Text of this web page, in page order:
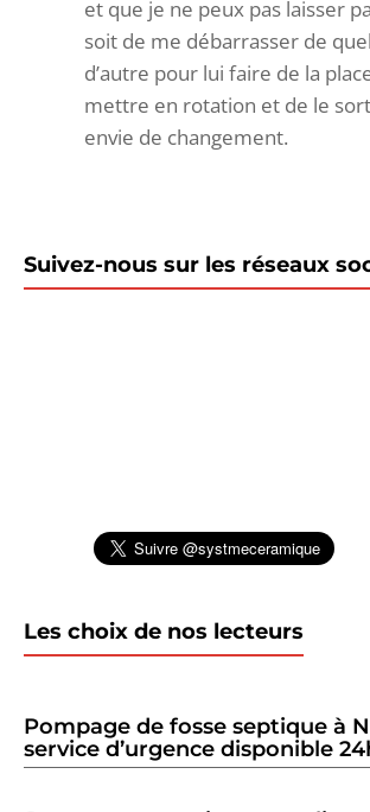
et que je ne peux pas laisser
soit de me débarrasser de
d’autre pour lui faire de la
mettre en rotation et de le
envie de changement.
Suivez-nous sur les réseaux
Les choix de nos lecteurs
Pompage de fosse septique à
service d’urgence disponible